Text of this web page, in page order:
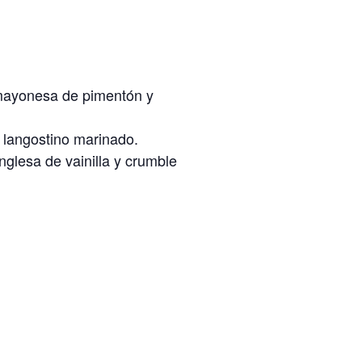
de pimentón y
marinado.
de vainilla y crumble